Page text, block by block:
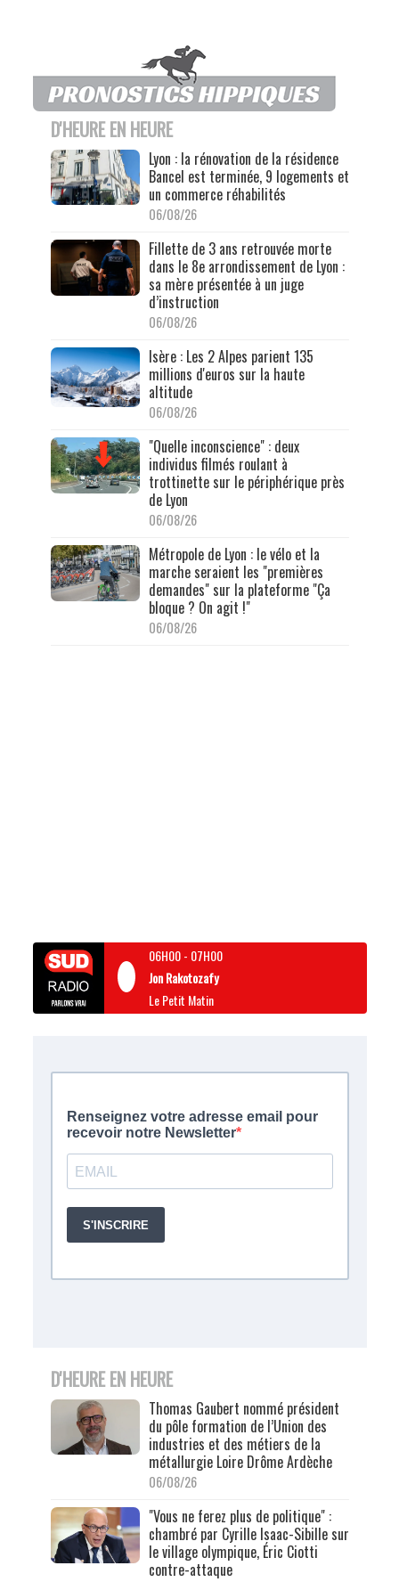
D'HEURE EN HEURE
Lyon : la rénovation de la résidence
Bancel est terminée, 9 logements et
un commerce réhabilités
06/08/26
Fillette de 3 ans retrouvée morte
dans le 8e arrondissement de Lyon :
sa mère présentée à un juge
d’instruction
06/08/26
Isère : Les 2 Alpes parient 135
millions d'euros sur la haute
altitude
06/08/26
"Quelle inconscience" : deux
individus filmés roulant à
trottinette sur le périphérique près
de Lyon
06/08/26
Métropole de Lyon : le vélo et la
marche seraient les "premières
demandes" sur la plateforme "Ça
bloque ? On agit !"
06/08/26
06H00- 07H00
Jon Rakotozafy
Le Petit Matin
D'HEURE EN HEURE
Thomas Gaubert nommé président
du pôle formation de l’Union des
industries et des métiers de la
métallurgie Loire Drôme Ardèche
06/08/26
"Vous ne ferez plus de politique" :
chambré par Cyrille Isaac-Sibille sur
le village olympique, Éric Ciotti
contre-attaque